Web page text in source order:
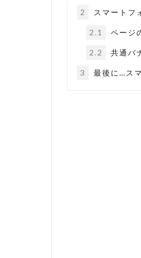
2 スマートフ
2.1 ページ
2.2 共通バ
3 最後に…ス